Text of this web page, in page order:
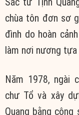
chùa tôn đơn sơ
đình do hoàn
làm nơi nương tựa
Năm 1978, ngài
chư Tổ và xây
Quang bằng